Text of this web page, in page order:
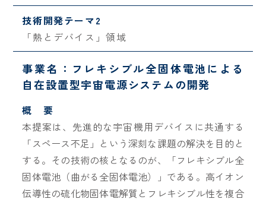
技術開発テーマ2
「熱とデバイス」領域
事業名：フレキシブル全固体電池による
自在設置型宇宙電源システムの開発
概 要
本提案は、先進的な宇宙機用デバイスに共通する
「スペース不足」という深刻な課題の解決を目的と
する。その技術の核となるのが、「フレキシブル全
固体電池（曲がる全固体電池）」である。高イオン
伝導性の硫化物固体電解質とフレキシブル性を複合